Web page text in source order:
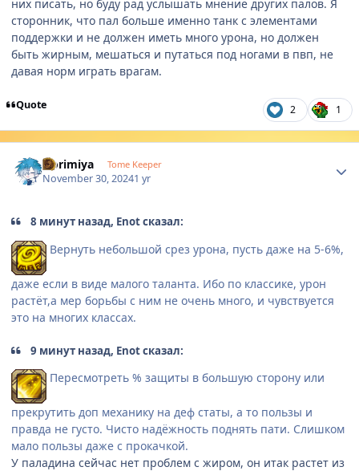
них писать, но буду рад услышать мнение других палов. Я
сторонник, что пал больше именно танк с элементами
поддержки и не должен иметь много урона, но должен
быть жирным, мешаться и путаться под ногами в пвп, не
давая норм играть врагам.
Quote 2 1
Horimiya Tome Keeper
November 30, 20241 yr
8 минут назад, Enot сказал:
Вернуть небольшой срез урона, пусть даже на 5-6%,
даже если в виде малого таланта. Ибо по классике, урон
растёт,а мер борьбы с ним не очень много, и чувствуется
это на многих классах.
9 минут назад, Enot сказал:
Пересмотреть % защиты в большую сторону или
прекрутить доп механику на деф статы, а то пользы и
правда не густо. Чисто надёжность поднять пати. Слишком
мало пользы даже с прокачкой.
У паладина сейчас нет проблем с жиром, он итак растет из